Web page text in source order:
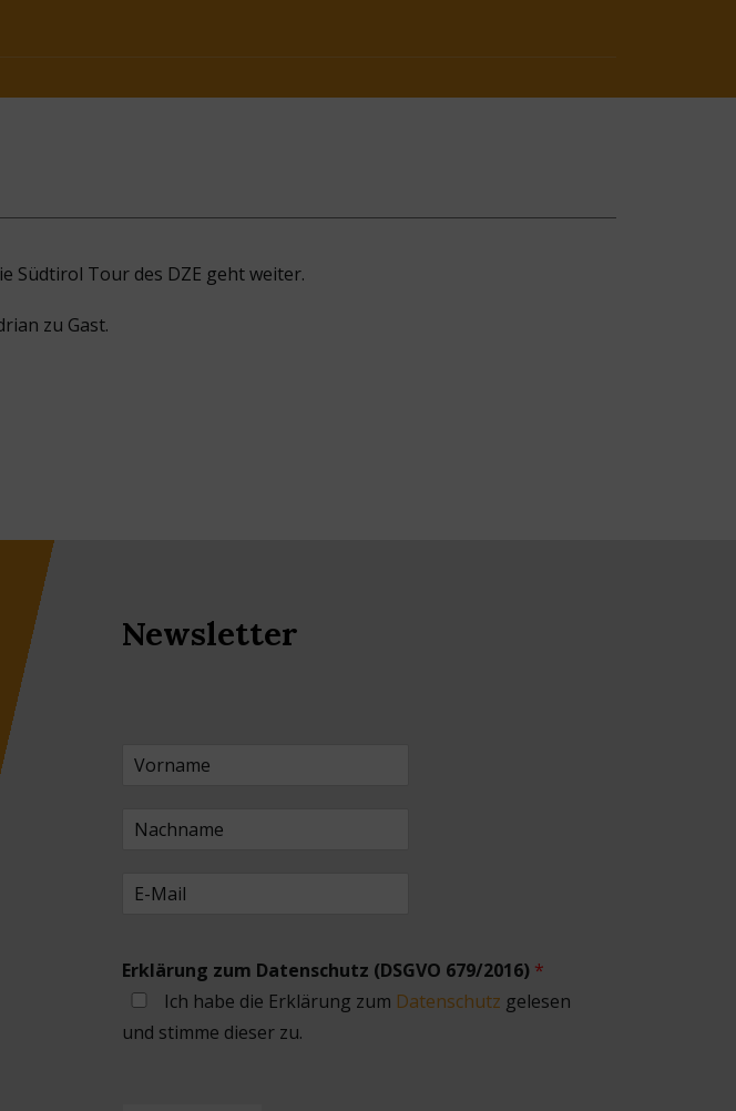
Südtirol Tour des DZE geht weiter.
zu Gast.
Newsletter
Erklärung zum Datenschutz (DSGVO 679/2016) *
Ich habe die Erklärung zum Datenschutz gelesen
und stimme dieser zu.